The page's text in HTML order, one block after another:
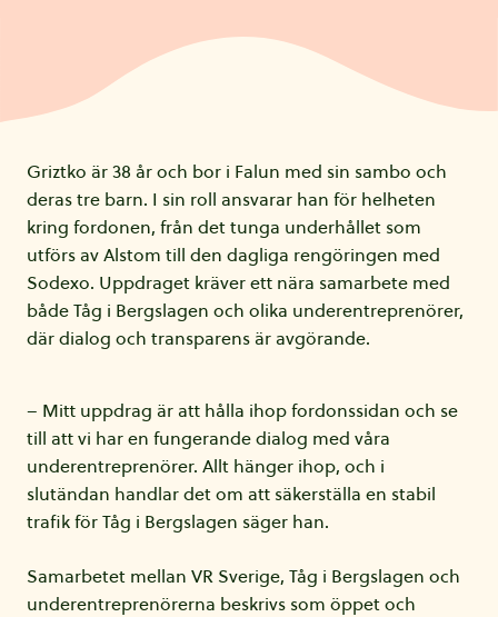
Griztko är 38 år och bor i Falun med sin sambo och
deras tre barn. I sin roll ansvarar han för helheten
kring fordonen, från det tunga underhållet som
utförs av Alstom till den dagliga rengöringen med
Sodexo. Uppdraget kräver ett nära samarbete med
både Tåg i Bergslagen och olika underentreprenörer,
där dialog och transparens är avgörande.
– Mitt uppdrag är att hålla ihop fordonssidan och se
till att vi har en fungerande dialog med våra
underentreprenörer. Allt hänger ihop, och i
slutändan handlar det om att säkerställa en stabil
trafik för Tåg i Bergslagen säger han.
Samarbetet mellan VR Sverige, Tåg i Bergslagen och
underentreprenörerna beskrivs som öppet och